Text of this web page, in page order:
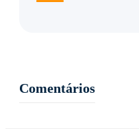
Comentários